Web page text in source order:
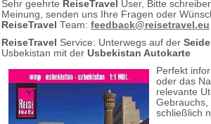
Sehr geehrte ReiseTravel User, Bitte
Meinung, senden uns Ihre Fragen oder
ReiseTravel Team: feedback@reisetravel.eu
ReiseTravel Service: Unterwegs auf der
Usbekistan mit der Usbekistan Autokarte
Perfekt
oder das
relevante
Gebrauchs,
schließlich